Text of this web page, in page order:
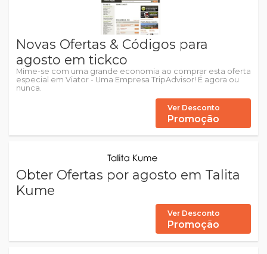
Novas Ofertas & Códigos para
agosto em tickco
Mime-se com uma grande economia ao comprar esta oferta
especial em Viator - Uma Empresa TripAdvisor! É agora ou
nunca.
Ver Desconto
Promoção
Obter Ofertas por agosto em Talita
Kume
Ver Desconto
Promoção